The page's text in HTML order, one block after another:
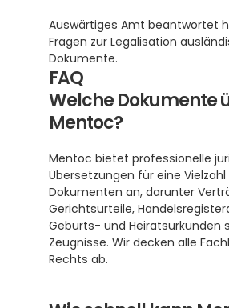
Auswärtiges Amt beantwortet
Fragen zur Legalisation
Dokumente.
FAQ
Welche Dokumente
Mentoc?
Mentoc bietet professionelle
Übersetzungen für eine Vielzahl
Dokumenten an, darunter
Gerichtsurteile,
Geburts- und Heiratsurkunden
Zeugnisse. Wir decken alle
Rechts ab.